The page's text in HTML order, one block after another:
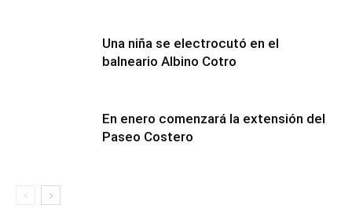
Una niña se electrocutó en el
balneario Albino Cotro
En enero comenzará la extensión del
Paseo Costero